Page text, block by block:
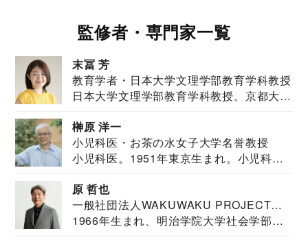
監修者・専門家一覧
末冨 芳
教育学者・日本大学文理学部教育学科教授
日本大学文理学部教育学科教授。京都大学
榊原 洋一
小児科医・お茶の水女子大学名誉教授
小児科医。1951年東京生まれ。小児科
原 哲也
一般社団法人WAKUWAKU PROJECT
JAPAN代表・言語聴覚士・社会福祉士
1966年生まれ、明治学院大学社会学部福